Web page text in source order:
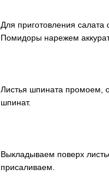
Для приготовления
Помидоры нарежем
Листья шпината промоем,
шпинат.
Выкладываем поверх
присаливаем.